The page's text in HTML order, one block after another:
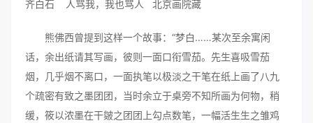
齐白石 人骂我，我也骂人 北京画院藏
熊佛西曾提到这样一个故事：“梦白……某次至余寓闲
话，余出纸请其写画，彼则一面口衔雪茄。先生喜吸雪茄
烟，几乎烟不离口，一面执笔以极淡之干笔在纸上画了八九
个疏密有致之墨团团，当时余立于桌旁不知所画为何物，稍
缓，筱以浓墨在干皴之团团上勾点数笔，一幅活生生之雏鸡